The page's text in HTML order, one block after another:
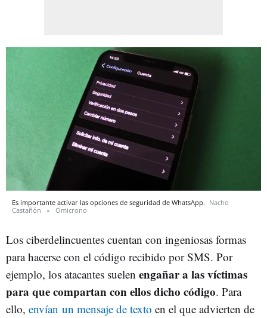
Es importante activar las opciones de seguridad de WhatsApp. Nacho
Castañón
Omicrono
Los ciberdelincuentes cuentan con ingeniosas formas
para hacerse con el código recibido por SMS. Por
ejemplo, los atacantes suelen engañar a las víctimas
para que compartan con ellos dicho código. Para
ello, envían un mensaje de texto en el que advierten de